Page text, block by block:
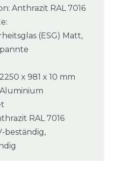
Anthrazit RAL 7016
(ESG) Matt,
x 981 x 10 mm
RAL 7016
beständig,